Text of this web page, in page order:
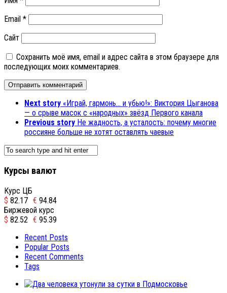
Email *
Сайт
Сохранить моё имя, email и адрес сайта в этом браузере для
последующих моих комментариев.
Next story «Играй, гармонь… и убью!»: Виктория Цыганова
— о срыве масок с «народных» звёзд Первого канала
Previous story Не жадность, а усталость: почему многие
россияне больше не хотят оставлять чаевые
Курсы валют
Курс ЦБ
$ 82.17 € 94.84
Биржевой курс
$ 82.52 € 95.39
Recent Posts
Popular Posts
Recent Comments
Tags